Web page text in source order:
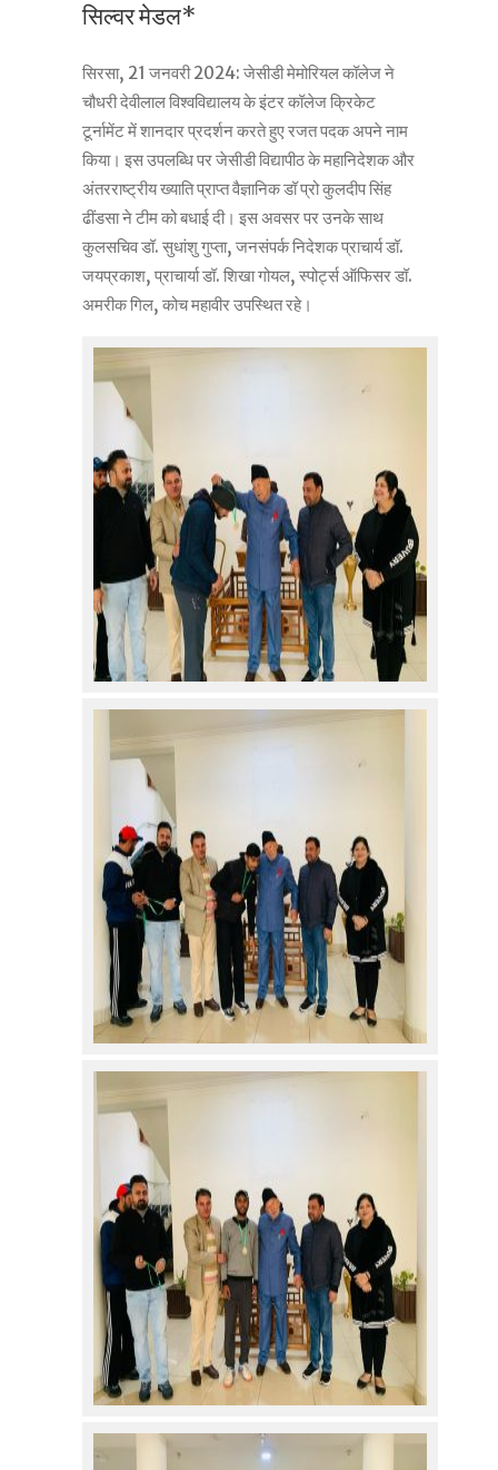
सिल्वर मेडल*
सिरसा, 21 जनवरी 2024: जेसीडी मेमोरियल कॉलेज ने
चौधरी देवीलाल विश्वविद्यालय के इंटर कॉलेज क्रिकेट
टूर्नामेंट में शानदार प्रदर्शन करते हुए रजत पदक अपने नाम
किया। इस उपलब्धि पर जेसीडी विद्यापीठ के महानिदेशक और
अंतरराष्ट्रीय ख्याति प्राप्त वैज्ञानिक डॉ प्रो कुलदीप सिंह
ढींडसा ने टीम को बधाई दी। इस अवसर पर उनके साथ
कुलसचिव डॉ. सुधांशु गुप्ता, जनसंपर्क निदेशक प्राचार्य डॉ.
जयप्रकाश, प्राचार्या डॉ. शिखा गोयल, स्पोर्ट्स ऑफिसर डॉ.
अमरीक गिल, कोच महावीर उपस्थित रहे।